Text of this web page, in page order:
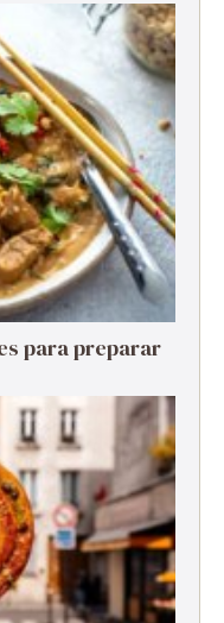
para preparar